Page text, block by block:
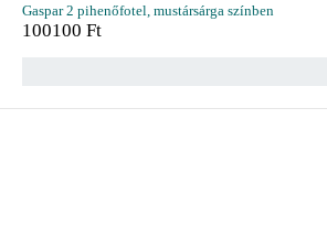
Gaspar 2 pihenőfotel, mustársárga színben
100100 Ft